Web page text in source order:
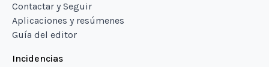
Contactar y Seguir
Aplicaciones y resúmenes
Guía del editor
Incidencias